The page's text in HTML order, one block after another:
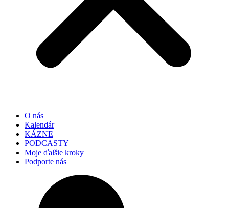
O nás
Kalendár
KÁZNE
PODCASTY
Moje ďalšie kroky
Podporte nás